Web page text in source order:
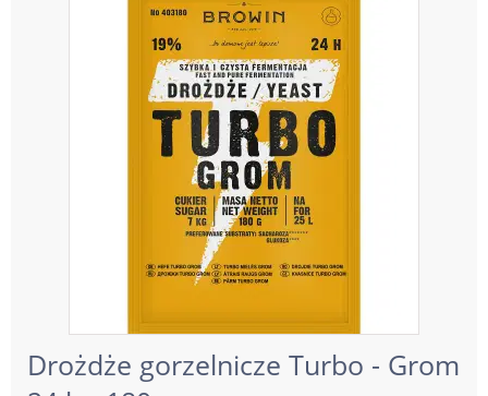
Drożdże gorzelnicze Turbo - Grom